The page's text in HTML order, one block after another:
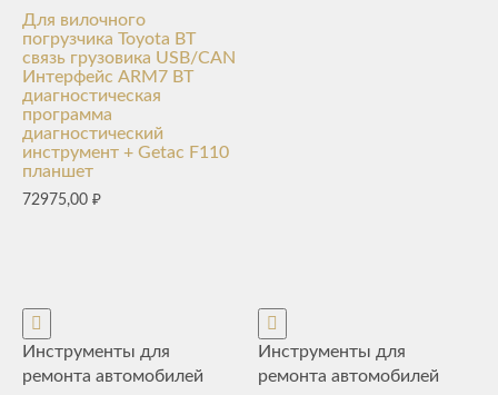
Для вилочного
погрузчика Toyota BT
связь грузовика USB/CAN
Интерфейс ARM7 BT
диагностическая
программа
диагностический
инструмент + Getac F110
планшет
72975,00 ₽
Инструменты для
ремонта автомобилей
Инструменты для
ремонта автомобилей